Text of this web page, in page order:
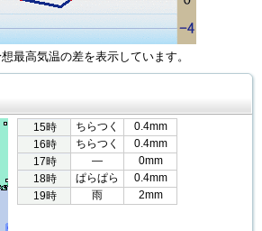
最高気温の差を表示しています。
15時 ちらつく
0.4mm
16時
ちらつく
0.4mm
17時
―
0mm
18時
ぱらぱら
0.4mm
19時
雨 2mm